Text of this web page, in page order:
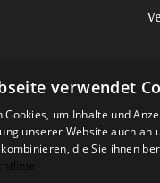
verwendet
Cookies, um Inhalte und
unserer Website auch
die Sie ihnen